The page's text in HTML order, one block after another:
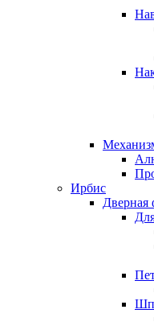
Ирбис
Дверная